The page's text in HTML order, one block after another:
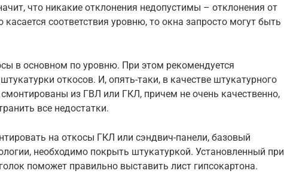
что никакие отклонения недопустимы – отклонения от
соответствия уровню, то окна запросто могут быть
в основном по уровню. При этом рекомендуется
откосов. И, опять-таки, в качестве штукатурного
из ГВЛ или ГКЛ, причем не очень качественно,
все недостатки.
на откосы ГКЛ или сэндвич-панели, базовый
необходимо покрыть штукатуркой. Установленный при
поможет правильно выставить лист гипсокартона.